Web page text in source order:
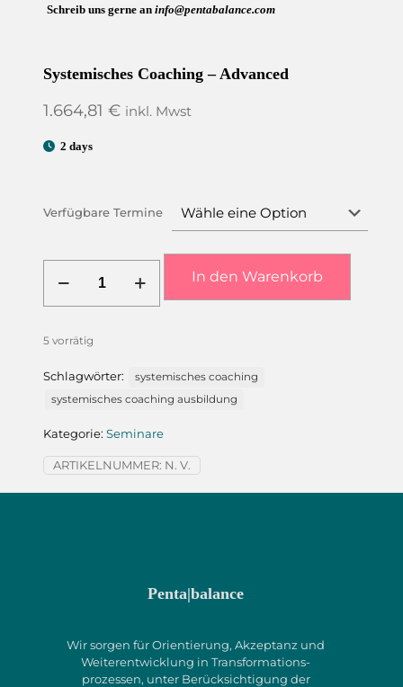
Schreib uns gerne an info@pentabalance.com
Systemisches Coaching – Advanced
1.664,81 € inkl. Mwst
2 days
Verfügbare Termine
Coaching
Menge
In den Warenkorb
5 vorrätig
Schlagwörter:
systemisches coaching
systemisches coaching ausbildung
Kategorie: Seminare
ARTIKELNUMMER: N. V.
Penta|balance
Wir sorgen für Orientierung, Akzeptanz und
Weiterentwicklung in Transformations­
prozessen, unter Berücksichtigung der